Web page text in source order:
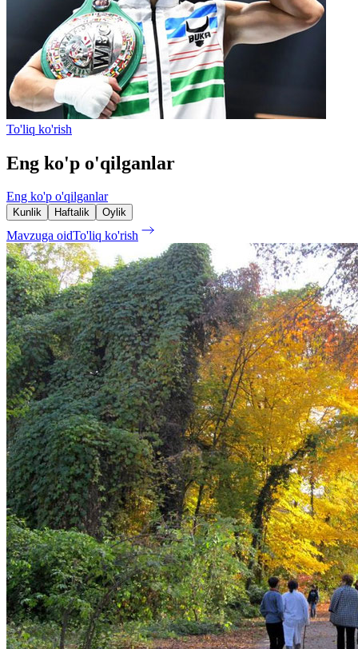
To'liq ko'rish
Eng ko'p o'qilganlar
Eng ko'p o'qilganlar
Kunlik Haftalik Oylik
Mavzuga oidTo'liq ko'rish